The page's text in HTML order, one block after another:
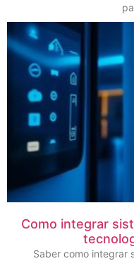
Como integrar
Saber como integrar